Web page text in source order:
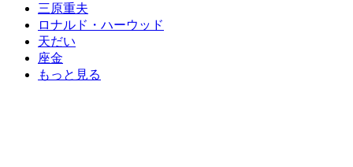
三原重夫
ロナルド・ハーウッド
天だい
座金
もっと見る